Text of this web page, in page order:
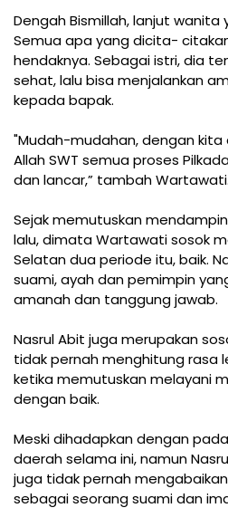
Dengah Bismillah, lanjut
Semua apa yang dicita-
hendaknya. Sebagai istri, dia
sehat, lalu bisa menjalankan
kepada bapak.
"Mudah-mudahan, dengan
Allah SWT semua proses
dan lancar,” tambah Wartawati.
Sejak memutuskan
lalu, dimata Wartawati sosok
Selatan dua periode itu, baik.
suami, ayah dan pemimpin
amanah dan tanggung jawab.
Nasrul Abit juga merupakan
tidak pernah menghitung rasa
ketika memutuskan melayani
dengan baik.
Meski dihadapkan dengan
daerah selama ini, namun
juga tidak pernah
sebagai seorang suami dan